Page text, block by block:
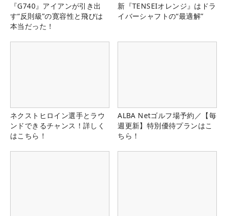
『G740』アイアンが引き出
す“反則級”の寛容性と飛びは
本当だった！
新『TENSEIオレンジ』はドラ
イバーシャフトの“最適解”
ネクストヒロイン選手とラウ
ンドできるチャンス！詳しく
はこちら！
ALBA Netゴルフ場予約／【毎
週更新】特別優待プランはこ
ちら！